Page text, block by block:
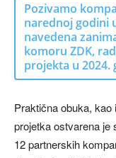
Pozivamo
narednoj godini
navedena
komoru ZDK,
projekta u 2024.
Praktična obuka,
projetka ostvarena je
12 partnerskih